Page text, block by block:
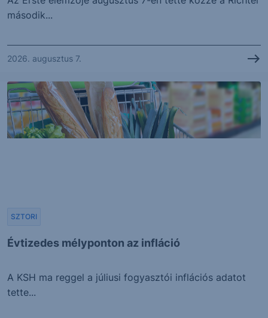
második...
2026. augusztus 7.
Évtizedes mélyponton az infláció
SZTORI
A KSH ma reggel a júliusi fogyasztói inflációs adatot
tette...